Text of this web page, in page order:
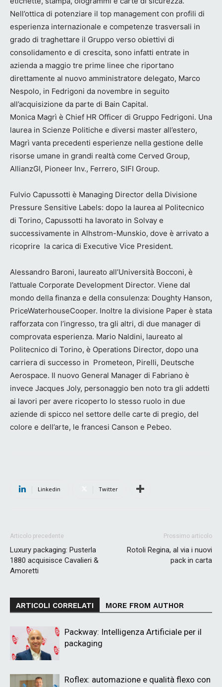
Nell’ottica di potenziare il top management con profili di
esperienza internazionale e competenze trasversali in
grado di traghettare il Gruppo verso obiettivi di
consolidamento e di crescita, sono infatti entrate in
azienda a maggio tre prime linee che riportano
direttamente al nuovo amministratore delegato, Marco
Nespolo, in Fedrigoni da novembre in seguito
all’acquisizione da parte di Bain Capital.
Monica Magrì è Chief HR Officer di Gruppo Fedrigoni. Una
laurea in Scienze Politiche e diversi master all’estero,
Magrì vanta precedenti esperienze nella gestione delle
risorse umane in grandi realtà come Cerved Group,
AllianzGI, Pioneer Inv., Ferrero, SIFI Group.
Fulvio Capussotti è Managing Director della Divisione
Pressure Sensitive Labels: dopo la laurea al Politecnico
di Torino, Capussotti ha lavorato in Solvay e
successivamente in Alhstrom-Munskio, dove è arrivato a
ricoprire la carica di Executive Vice President.
Alessandro Baroni, laureato all’Università Bocconi, è
l’attuale Corporate Development Director. Viene dal
mondo della finanza e della consulenza: Doughty Hanson,
PriceWaterhouseCooper. Inoltre la divisione Paper è stata
rafforzata con l’ingresso, tra gli altri, di due manager di
comprovata esperienza. Mario Naldini, laureato al
Politecnico di Torino, è Operations Director, dopo una
carriera di successo in Prometeon, Pirelli, Deutsche
Aerospace. Il nuovo General Manager di Fabriano è
invece Jacques Joly, personaggio ben noto tra gli addetti
ai lavori per avere ricoperto lo stesso ruolo in due
aziende di spicco nel settore delle carte di pregio, del
colore e dell’arte, le francesi Canson e Pebeo.
Linkedin Twitter
Articolo precedente
Luxury packaging: Pusterla
1880 acquisisce Cavalieri &
Amoretti
Prossimo articolo
Rotoli Regina, al via i nuovi
pack in carta
ARTICOLI CORRELATI MORE FROM AUTHOR
Packway: Intelligenza Artificiale per il
packaging
Roflex: automazione e qualità flexo con